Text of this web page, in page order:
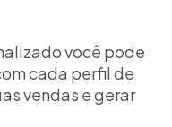
você pode
cada perfil de
vendas e gerar